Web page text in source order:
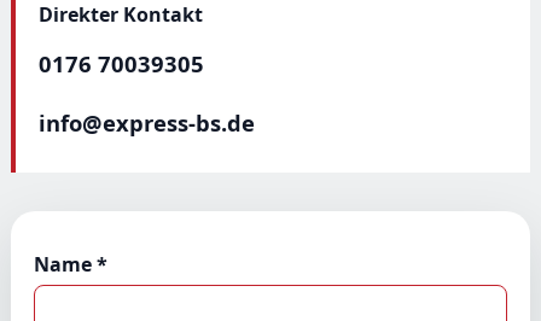
Direkter Kontakt
0176 70039305
info@express-bs.de
Name *